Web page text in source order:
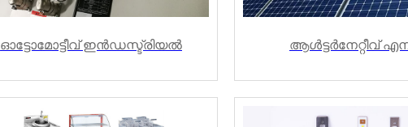
ഓട്ടോമോട്ടീവ് ഇൻഡസ്ട്രിയൽ ആൾട്ടർനേറ്റീവ്